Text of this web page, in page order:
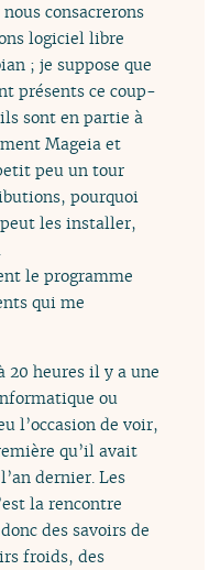
consacrerons
logiciel libre
; je suppose que
présents ce coup-
sont en partie à
Mageia et
peu un tour
pourquoi
les installer,
le programme
qui me
20 heures il y a une
ou
l’occasion de voir,
qu’il avait
dernier. Les
la rencontre
des savoirs de
froids, des